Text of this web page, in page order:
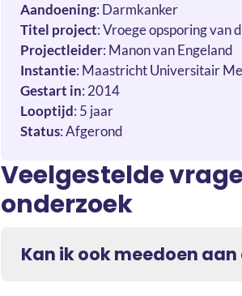
Aandoening: Darmkanker
Titel project: Vroege opsporing van
Projectleider: Manon van Engeland
Instantie: Maastricht Universitair
Gestart in: 2014
Looptijd: 5 jaar
Status: Afgerond
Veelgestelde
onderzoek
Kan ik ook meedoen